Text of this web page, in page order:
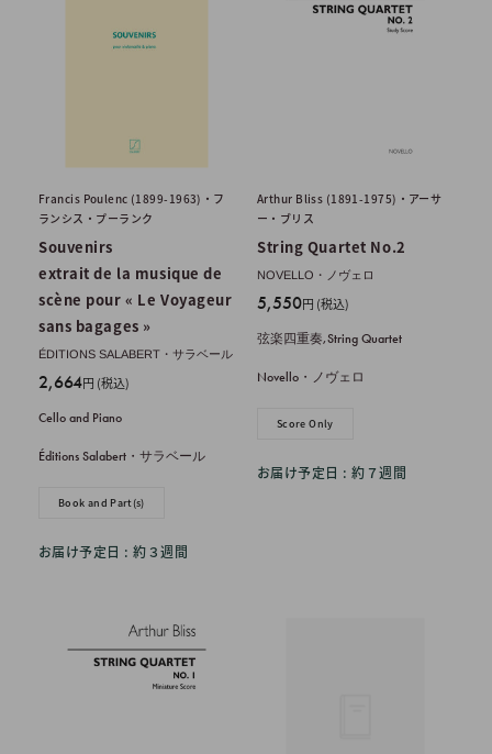
Francis Poulenc (1899-1963)・フ
ランシス・プーランク
Souvenirs
extrait de la musique de
scène pour « Le Voyageur
sans bagages »
ÉDITIONS SALABERT・サラベール
販
価
格
2,664円 (税込)
Cello and Piano
Éditions Salabert・サラベール
Book and Part(s)
お届け予定日 : 約３週間
Arthur Bliss (1891-1975)・アーサ
ー・ブリス
String Quartet No.2
NOVELLO・ノヴェロ
販
価
格
5,550円 (税込)
弦楽四重奏,String Quartet
Novello・ノヴェロ
Score Only
お届け予定日 : 約７週間